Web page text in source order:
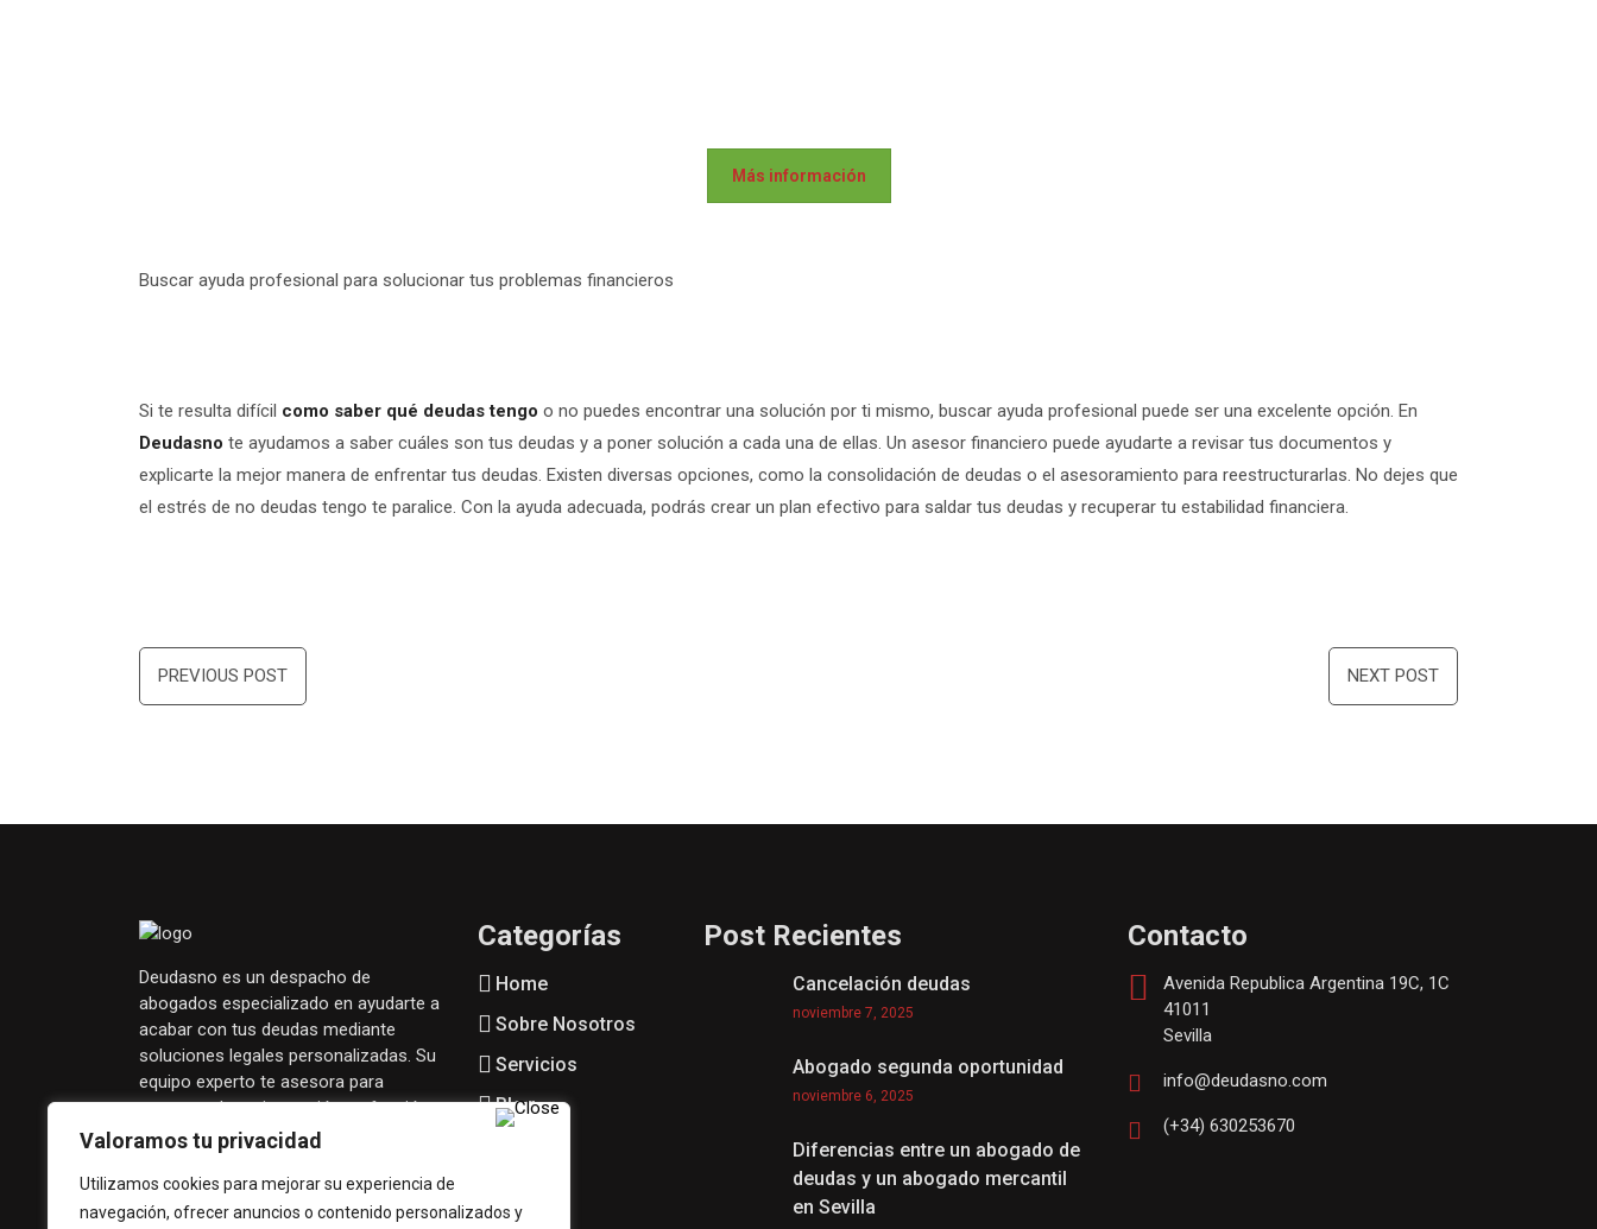
Valoramos tu privacidad
Utilizamos cookies para mejorar su experiencia de
navegación, ofrecer anuncios o contenido personalizados y
Más información
Buscar ayuda profesional para solucionar tus problemas financieros
Si te resulta difícil como saber qué deudas tengo o no puedes encontrar una solución por ti mismo, buscar ayuda profesional puede ser una excelente opción. En
Deudasno te ayudamos a saber cuáles son tus deudas y a poner solución a cada una de ellas. Un asesor financiero puede ayudarte a revisar tus documentos y
explicarte la mejor manera de enfrentar tus deudas. Existen diversas opciones, como la consolidación de deudas o el asesoramiento para reestructurarlas. No dejes que
el estrés de no deudas tengo te paralice. Con la ayuda adecuada, podrás crear un plan efectivo para saldar tus deudas y recuperar tu estabilidad financiera.
Navegación
de
PREVIOUS POST NEXT POST
Deudasno es un despacho de
abogados especializado en ayudarte a
acabar con tus deudas mediante
soluciones legales personalizadas. Su
equipo experto te asesora para
encontrar la mejor opción en función
de tu situación financiera.
Síguenos en redes:
Categorías
Home
Sobre Nosotros
Servicios
Blog
Post Recientes
Cancelación deudas
noviembre 7, 2025
Abogado segunda oportunidad
noviembre 6, 2025
Diferencias entre un abogado de
deudas y un abogado mercantil
en Sevilla
Contacto
Avenida Republica Argentina 19C, 1C
41011
Sevilla
info@deudasno.com
(+34) 630253670